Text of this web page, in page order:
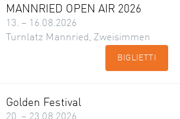
MANNRIED OPEN AIR 2026
13. – 16.08.2026
Turnlatz Mannried, Zweisimmen
BIGLIETTI
Golden Festival
20. – 23.08.2026